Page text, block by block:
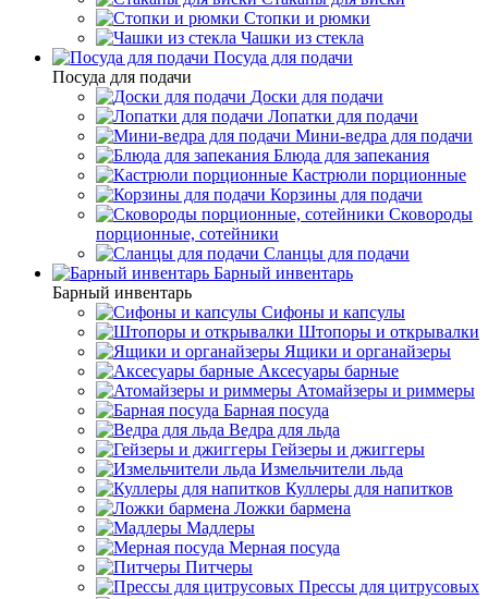
Стопки и рюмки
Чашки из стекла
Посуда для подачи
Посуда для подачи
Доски для подачи
Лопатки для подачи
Мини-ведра для подачи
Блюда для запекания
Кастрюли порционные
Корзины для подачи
Сковороды
порционные, сотейники
Сланцы для подачи
Барный инвентарь
Барный инвентарь
Сифоны и капсулы
Штопоры и открывалки
Ящики и органайзеры
Аксесуары барные
Атомайзеры и риммеры
Барная посуда
Ведра для льда
Гейзеры и джиггеры
Измельчители льда
Куллеры для напитков
Ложки бармена
Мадлеры
Мерная посуда
Питчеры
Прессы для цитрусовых